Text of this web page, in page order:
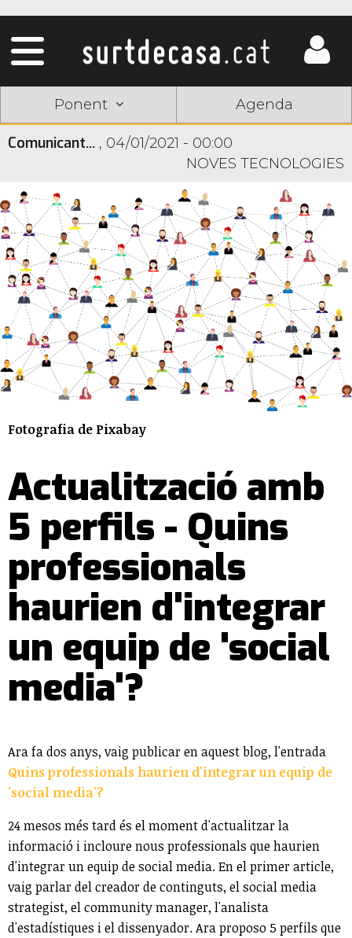
Ponent Agenda
Comunicant... , 04/01/2021 - 00:00
NOVES TECNOLOGIES
Fotografia de Pixabay
Actualització amb
5 perfils - Quins
professionals
haurien d'integrar
un equip de 'social
media'?
Ara fa dos anys, vaig publicar en aquest blog, l'entrada
Quins professionals haurien d'integrar un equip de
'social media'?
24 mesos més tard és el moment d'actualitzar la
informació i incloure nous professionals que haurien
d'integrar un equip de social media. En el primer article,
vaig parlar del creador de continguts, el social media
strategist, el community manager, l'analista
d'estadístiques i el dissenyador. Ara proposo 5 perfils que